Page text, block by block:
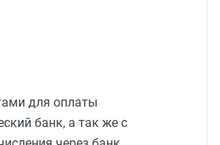
для оплаты
банк, а так же с